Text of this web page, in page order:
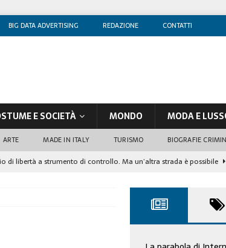
BIG DATA ADVERTISING REDAZIONE CONTATTI
E SOCIETÀ MONDO MODA E
ARTE MADE IN ITALY TURISMO BIOGRAFIE
di libertà a strumento di controllo. Ma un’altra strada è possibile
CINEMA
aziendale è in crescita, per prevenirla bisogna cogliere i segnali